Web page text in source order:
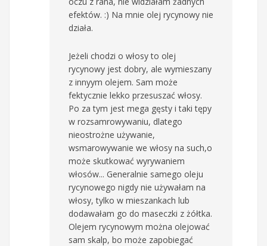
efektów. :) Na mnie olej rycynowy nie
działa.
Jeżeli chodzi o włosy to olej
rycynowy jest dobry, ale wymieszany
z innyym olejem. Sam może
fektycznie lekko przesuszać włosy.
Po za tym jest mega gęsty i taki tępy
w rozsamrowywaniu, dlatego
nieostrożne używanie,
wsmarowywanie we włosy na such,o
może skutkować wyrywaniem
włosów... Generalnie samego oleju
rycynowego nigdy nie używałam na
włosy, tylko w mieszankach lub
dodawałam go do maseczki z żółtka.
Olejem rycynowym można olejować
sam skalp, bo może zapobiegać